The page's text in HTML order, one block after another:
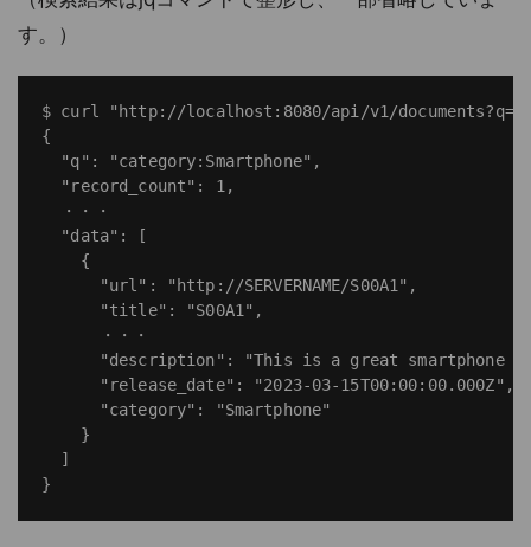
す。）
$ curl "http://localhost:8080/api/v1/
{
  "q": "category:Smartphone",
  "record_count": 1,
  ・・・
  "data": [
    {
      "url": "http://SERVERNAME/S00A1",
      "title": "S00A1",
      ・・・
"description": "This is a great smartphone
      "release_date": "2023-03-15T00:00:00.000Z",
      "category": "Smartphone"
    }
  ]